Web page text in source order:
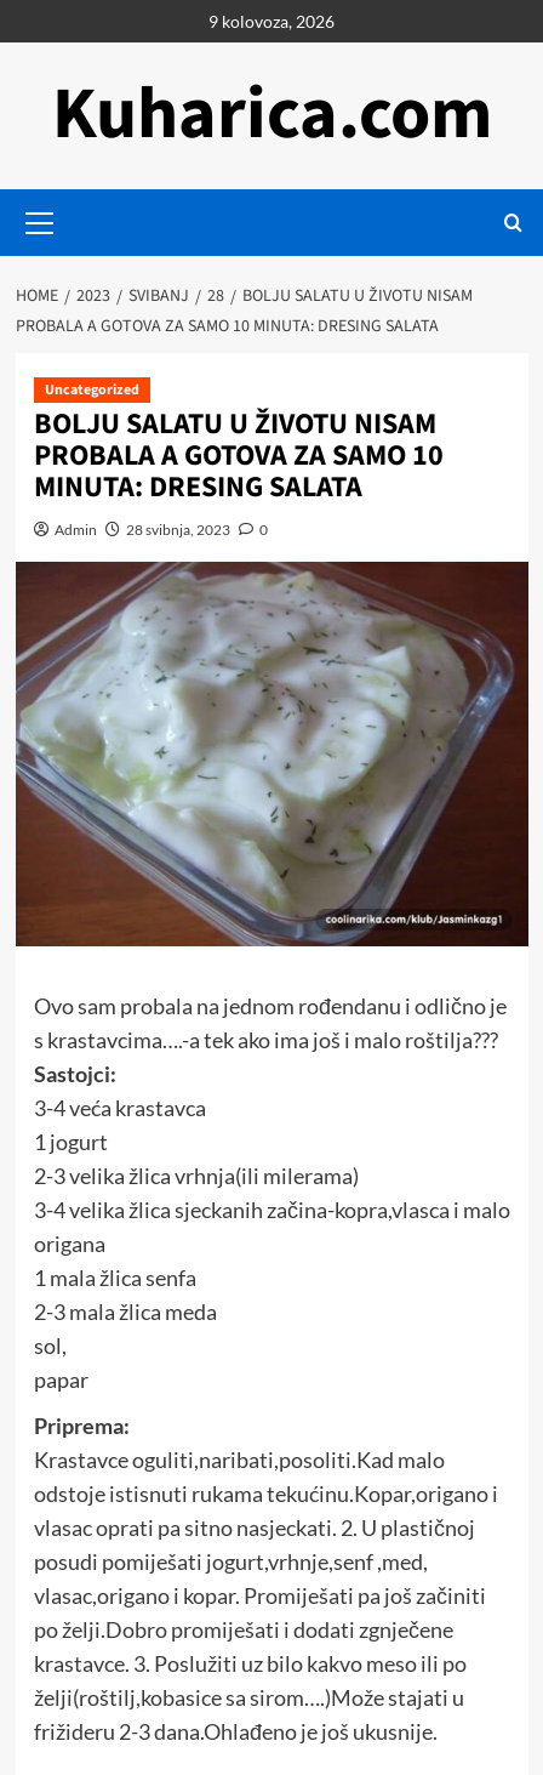
to
9 kolovoza, 2026
Kuharica.com
Menu
HOME 2023 SVIBANJ 28
BOLJU SALATU U ŽIVOTU NISAM
PROBALA A GOTOVA ZA SAMO 10 MINUTA: DRESING SALATA
Uncategorized
BOLJU SALATU U ŽIVOTU NISAM
PROBALA A GOTOVA ZA SAMO 10
MINUTA: DRESING SALATA
Admin 28 svibnja, 2023 0
Ovo sam probala na jednom rođendanu i odlično je
s krastavcima….-a tek ako ima još i malo roštilja???
Sastojci:
3-4 veća krastavca
1 jogurt
2-3 velika žlica vrhnja(ili milerama)
3-4 velika žlica sjeckanih začina-kopra,vlasca i malo
origana
1 mala žlica senfa
2-3 mala žlica meda
sol,
papar
Priprema:
Krastavce oguliti,naribati,posoliti.Kad malo
odstoje istisnuti rukama tekućinu.Kopar,origano i
vlasac oprati pa sitno nasjeckati. 2. U plastičnoj
posudi pomiješati jogurt,vrhnje,senf ,med,
vlasac,origano i kopar. Promiješati pa još začiniti
po želji.Dobro promiješati i dodati zgnječene
krastavce. 3. Poslužiti uz bilo kakvo meso ili po
želji(roštilj,kobasice sa sirom….)Može stajati u
frižideru 2-3 dana.Ohlađeno je još ukusnije.